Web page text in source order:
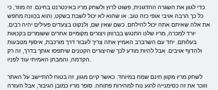
כדי לגוון את השגרה החדגונית, פשוט לרוץ ולשחק מריו באינטרנט בחינם. זה מוזר, כי
כל כך הרבה אויבי אופי כזה טוב. או שהוא לא יכול לשבת בשקט, והוא בכוונה מחפש
את אלה שאיתם אתה יכול להילחם. כשם שאין שם, ולנקוט בצעדים פעילים יהיה רבים.
יורד למכרה, מריו שלנו התנגש בברווזן ויצורים מקומיים אחרים ששומרים בקנאות
בעלותם. יחד עם השרברב האמיץ אתה צריך לעבור דרך מורכבת, איסוף מטבעות
ולהדוף אויבים. אבל להיות מודע לכך שהיצורים הקטנים שיתפסו אותך בדרך, זה רק
הקדמה, והמבחן האמיתי עוד לפניו.
לשחק מריו מקוון חינם שמח במיוחד. כאשר קיים מגוון, זה בטוח להתיישב על האתר
וזוכר את זה כסימנייה לרגע נוח למהירות פתוחה. סופר מריו כמובן הגיבור, אבל העזרה